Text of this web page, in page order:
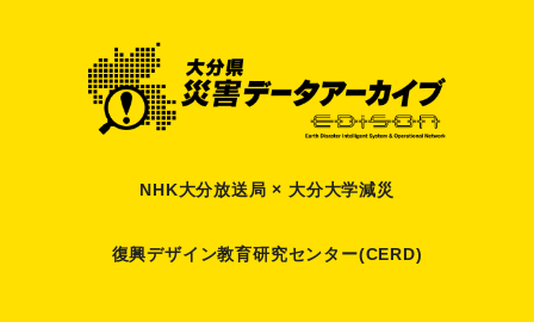
NHK大分放送局 × 大分大学減災
復興デザイン教育研究センター(CERD)